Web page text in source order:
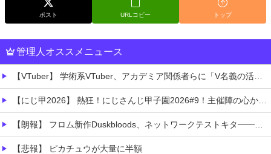
ポスト URLコピー トップ
管理人オススメニュース
【VTuber】 学術系VTuber、アカデミア関係者らに「V名義の活動を本人の業績として証明できる形にしておいた方がいい」← どうやって証明しておけばいいんだろうな
【にじ甲2026】 熱狂！にじさんじ甲子園2026#9！主催陣の心からの「助かる〜〜〜」草
【朗報】 フロム新作Duskbloods、ネットワークテストキタ━━━━(゜∀゜)━━━━!!
【悲報】 ピカチュウが大量に半額